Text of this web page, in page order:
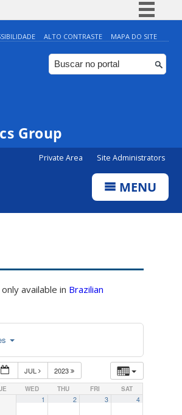
Simplifique!
Comunica BR
Participe
ALTO CONTRASTE MAPA DO SITE
Group
Private Area Site Administrators
MENU
available in Brazilian
JUL 2023
WED THU FRI SAT
1 2 3 4